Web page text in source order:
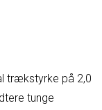
trækstyrke på 2,0
tunge